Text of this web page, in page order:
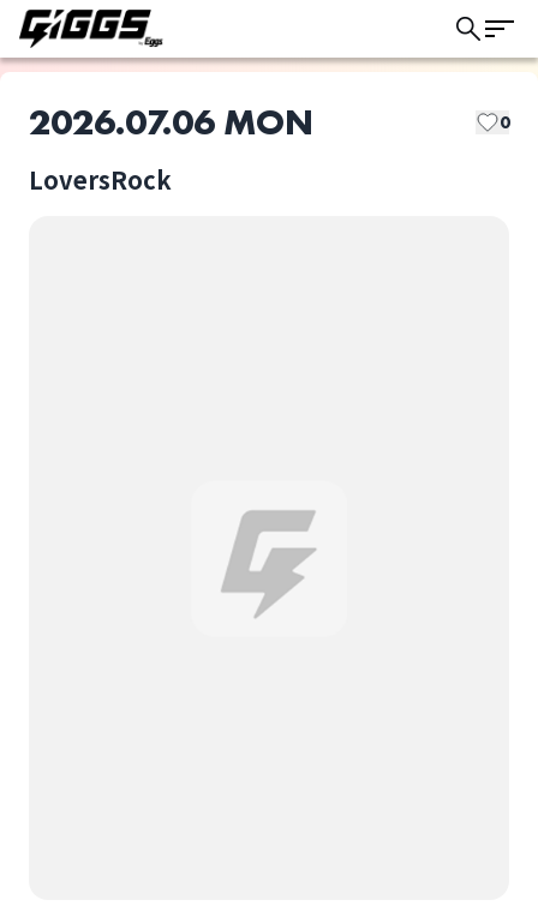
2026.07.06 MON 0
LoversRockこのライブの取り置きは終了しました